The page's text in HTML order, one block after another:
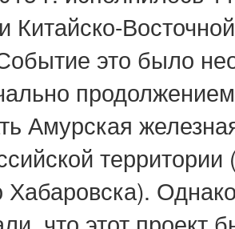
Китайско-
это было
Амурская